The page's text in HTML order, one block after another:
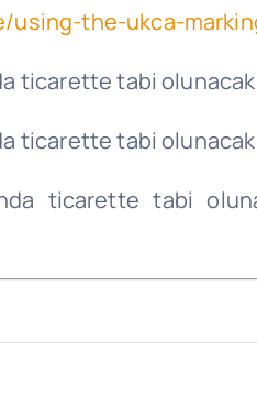
using-the-ukca-
ticarette tabi
ticarette tabi
ticarette tabi